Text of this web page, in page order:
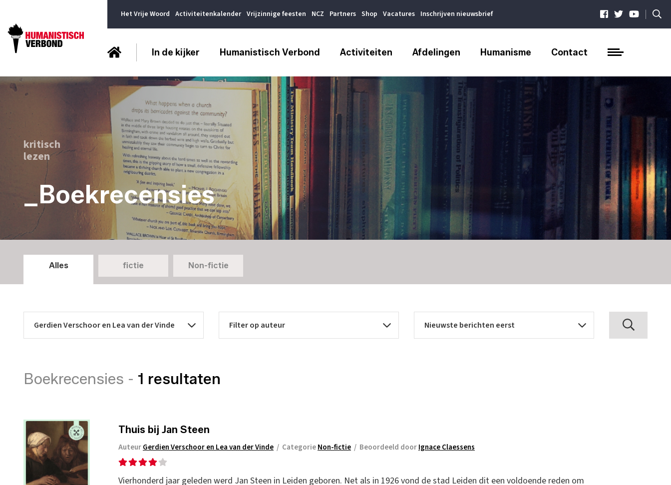
Het Vrije Woord Activiteitenkalender Vrijzinnige feesten NCZ Partners Shop Vacatures Inschrijven nieuwsbrief |
In de kijker Humanistisch Verbond Activiteiten Afdelingen Humanisme Contact
kritisch
lezen
_Boekrecensies
Alles fictie Non-fictie
Boekrecensies - 1 resultaten
Thuis bij Jan Steen
AuteurGerdien Verschoor en Lea van der Vinde / CategorieNon-fictie / Beoordeeld doorIgnace Claessens
Vierhonderd jaar geleden werd Jan Steen in Leiden geboren. Net als in 1926 vond de stad Leiden dit een voldoende reden om